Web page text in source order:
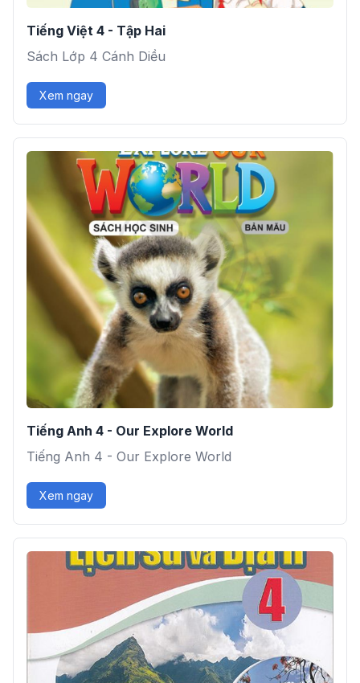
Tiếng Việt 4 - Tập Hai
Sách Lớp 4 Cánh Diều
Xem ngay
Tiếng Anh 4 - Our Explore World
Tiếng Anh 4 - Our Explore World
Xem ngay